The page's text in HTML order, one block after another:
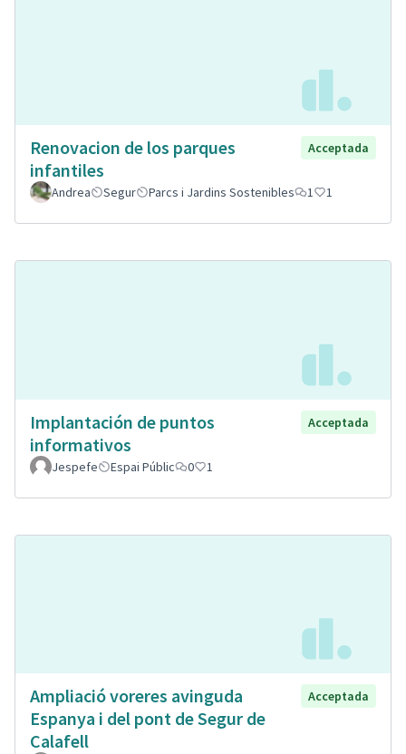
Renovacion de los parques
infantiles
Acceptada
Andrea Segur Parcs i Jardins Sostenibles 1 1
Implantación de puntos
informativos
Acceptada
Jespefe Espai Públic 0 1
Ampliació voreres avinguda
Espanya i del pont de Segur de
Calafell
Acceptada